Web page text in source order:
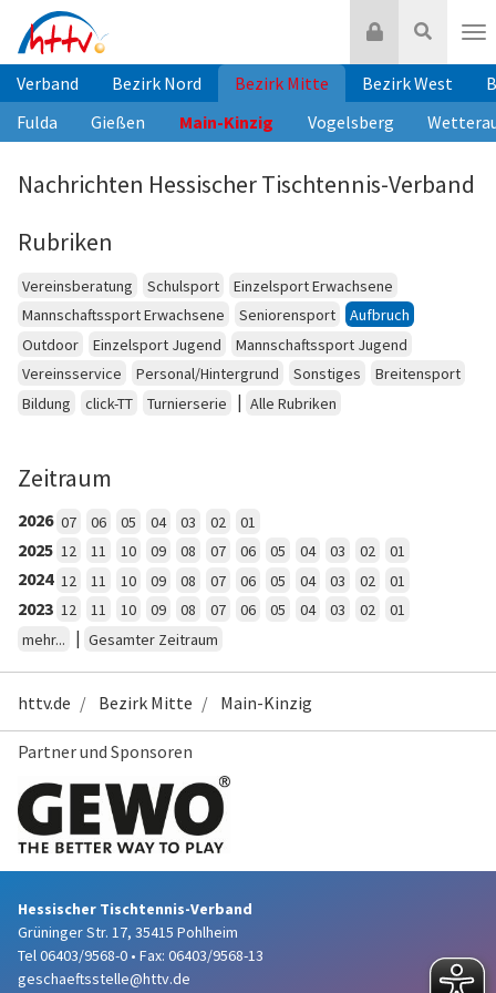
Inhalt
springen
Suche
Login
Verband Bezirk Nord Bezirk Mitte Bezirk West
Fulda
Gießen Main-Kinzig Vogelsberg
Nachrichten Hessischer Tischtennis-Verband
Rubriken
Vereinsberatung Schulsport
Einzelsport Erwachsene
Mannschaftssport Erwachsene
Seniorensport
Aufbruch
Outdoor
Einzelsport Jugend
Mannschaftssport Jugend
Vereinsservice
Personal/Hintergrund Sonstiges
Breitensport
Bildung
click-TT Turnierserie | Alle Rubriken
Zeitraum
2026 07 06 05 04 03 02 01
2025 12 11 10 09 08 07 06 05 04 03 02 01
2024 12 11 10 09 08 07 06 05 04 03 02 01
2023 12 11 10 09 08 07 06 05 04 03 02
01
mehr...
| Gesamter Zeitraum
httv.de Bezirk Mitte Main-Kinzig
Partner und Sponsoren
Hessischer Tischtennis-Verband
Grüninger Str. 17, 35415 Pohlheim
Tel 06403/9568-0 • Fax: 06403/9568-13
geschaeftsstelle@httv.de